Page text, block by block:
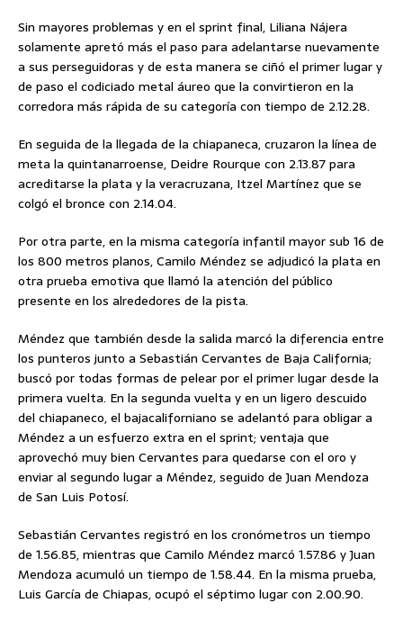
Sin mayores problemas y en el sprint final, Liliana Nájera
solamente apretó más el paso para adelantarse nuevamente
a sus perseguidoras y de esta manera se ciñó el primer lugar y
de paso el codiciado metal áureo que la convirtieron en la
corredora más rápida de su categoría con tiempo de 2.12.28.
En seguida de la llegada de la chiapaneca, cruzaron la línea de
meta la quintanarroense, Deidre Rourque con 2.13.87 para
acreditarse la plata y la veracruzana, Itzel Martínez que se
colgó el bronce con 2.14.04.
Por otra parte, en la misma categoría infantil mayor sub 16 de
los 800 metros planos, Camilo Méndez se adjudicó la plata en
otra prueba emotiva que llamó la atención del público
presente en los alrededores de la pista.
Méndez que también desde la salida marcó la diferencia entre
los punteros junto a Sebastián Cervantes de Baja California;
buscó por todas formas de pelear por el primer lugar desde la
primera vuelta. En la segunda vuelta y en un ligero descuido
del chiapaneco, el bajacaliforniano se adelantó para obligar a
Méndez a un esfuerzo extra en el sprint; ventaja que
aprovechó muy bien Cervantes para quedarse con el oro y
enviar al segundo lugar a Méndez, seguido de Juan Mendoza
de San Luis Potosí.
Sebastián Cervantes registró en los cronómetros un tiempo
de 1.56.85, mientras que Camilo Méndez marcó 1.57.86 y Juan
Mendoza acumuló un tiempo de 1.58.44. En la misma prueba,
Luis García de Chiapas, ocupó el séptimo lugar con 2.00.90.